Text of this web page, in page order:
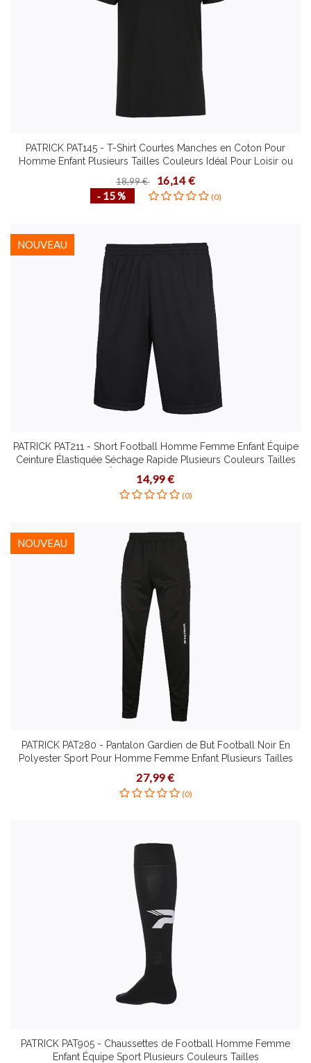
PATRICK PAT145 - T-Shirt Courtes Manches en Coton Pour
Homme Enfant Plusieurs Tailles Couleurs Idéal Pour Loisir ou
Sport
18,99 € 16,14 €
‐ 15 % (0)
PATRICK PAT211 - Short Football Homme Femme Enfant Équipe
Ceinture Élastiquée Séchage Rapide Plusieurs Couleurs Tailles
Étirement Dynamique
14,99 €
NOUVEAU
(0)
PATRICK PAT280 - Pantalon Gardien de But Football Noir En
Polyester Sport Pour Homme Femme Enfant Plusieurs Tailles
27,99 €
NOUVEAU
(0)
PATRICK PAT905 - Chaussettes de Football Homme Femme
Enfant Équipe Sport Plusieurs Couleurs Tailles